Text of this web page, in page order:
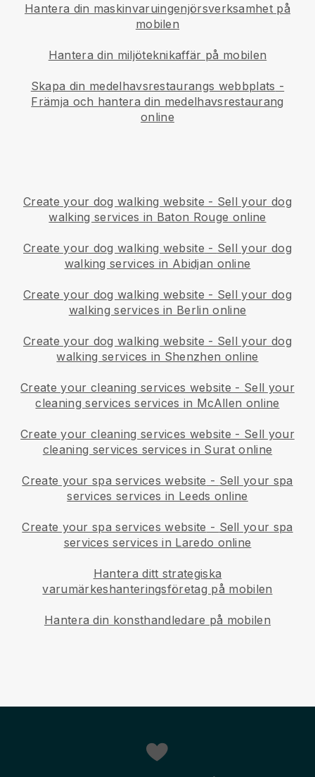
Hantera din maskinvaruingenjörsverksamhet på
mobilen
Hantera din miljöteknikaffär på mobilen
Skapa din medelhavsrestaurangs webbplats -
Främja och hantera din medelhavsrestaurang
online
Create your dog walking website - Sell your dog
walking services in Baton Rouge online
Create your dog walking website - Sell your dog
walking services in Abidjan online
Create your dog walking website - Sell your dog
walking services in Berlin online
Create your dog walking website - Sell your dog
walking services in Shenzhen online
Create your cleaning services website - Sell your
cleaning services services in McAllen online
Create your cleaning services website - Sell your
cleaning services services in Surat online
Create your spa services website - Sell your spa
services services in Leeds online
Create your spa services website - Sell your spa
services services in Laredo online
Hantera ditt strategiska
varumärkeshanteringsföretag på mobilen
Hantera din konsthandledare på mobilen